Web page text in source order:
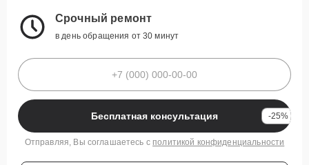
Срочный ремонт
в день обращения от 30 минут
Бесплатная консультация -25%
Отправляя, Вы соглашаетесь с политикой конфиденциальности